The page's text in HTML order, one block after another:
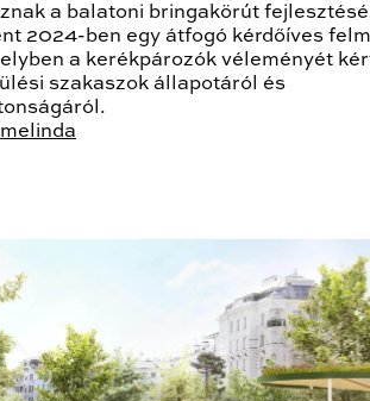
a balatoni bringakörút
2024-ben egy átfogó kérdőíves
a kerékpározók véleményét
szakaszok állapotáról és
melinda